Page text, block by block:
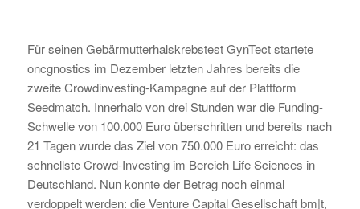
Für seinen Gebärmutterhalskrebstest GynTect startete
oncgnostics im Dezember letzten Jahres bereits die
zweite Crowdinvesting-Kampagne auf der Plattform
Seedmatch. Innerhalb von drei Stunden war die Funding-
Schwelle von 100.000 Euro überschritten und bereits nach
21 Tagen wurde das Ziel von 750.000 Euro erreicht: das
schnellste Crowd-Investing im Bereich Life Sciences in
Deutschland. Nun konnte der Betrag noch einmal
verdoppelt werden: die Venture Capital Gesellschaft bm|t,